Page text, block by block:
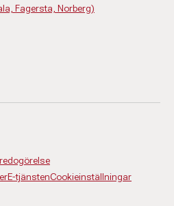
Fagersta, Norberg)
E-tjänstenCookieinställningar